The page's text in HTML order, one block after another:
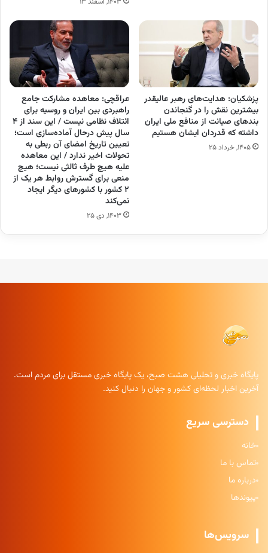
پزشکیان: هدایت‌های رهبر عالیقدر
بیشترین نقش را در گنجاندن
بندهای صیانت از منافع ملی ایران
داشته که قدردان ایشان هستیم
۱۴۰۵, خرداد ۲۵
عراقچی: معاهده مشارکت جامع
راهبردی بین ایران و روسیه برای
ائتلاف نظامی نیست / این سند از ۴
سال پیش درحال آماده‌سازی است؛
تعیین تاریخ امضای آن ربطی به
تحولات اخیر ندارد / این معاهده
علیه هیچ طرف ثالثی نیست؛ هیچ
منعی برای گسترش روابط هر یک از
۲ کشور با کشورهای دیگر ایجاد
نمی‌کند
۱۴۰۳, دی ۲۵
پایگاه خبری و تحلیلی هشت صبح، یک پایگاه خبری مستقل برای مردم است.
آخرین اخبار لحظه‌ای کشور و جهان را دنبال کنید.
دسترسی سریع
خانه
تماس با ما
درباره ما
پیوندها
سرویس‌ها